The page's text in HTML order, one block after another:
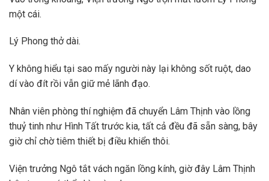
một cái.
Lý Phong thở dài.
Y không hiểu tại sao mấy người này lại không sốt ruột, dao
dí vào đít rồi vẫn giữ mẻ lãnh đạo.
Nhân viên phòng thí nghiệm đã chuyển Lâm Thịnh vào lồng
thuỷ tinh như Hình Tất trước kia, tất cả đều đã sẵn sàng, bây
giờ chỉ chờ tiêm thiết bị điều khiển thôi.
Viện trưởng Ngô tắt vách ngăn lồng kính, giờ đây Lâm Thịnh